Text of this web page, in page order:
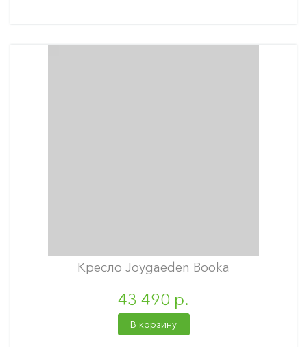
Кресло Joygaeden Booka
43 490 р.
В корзину